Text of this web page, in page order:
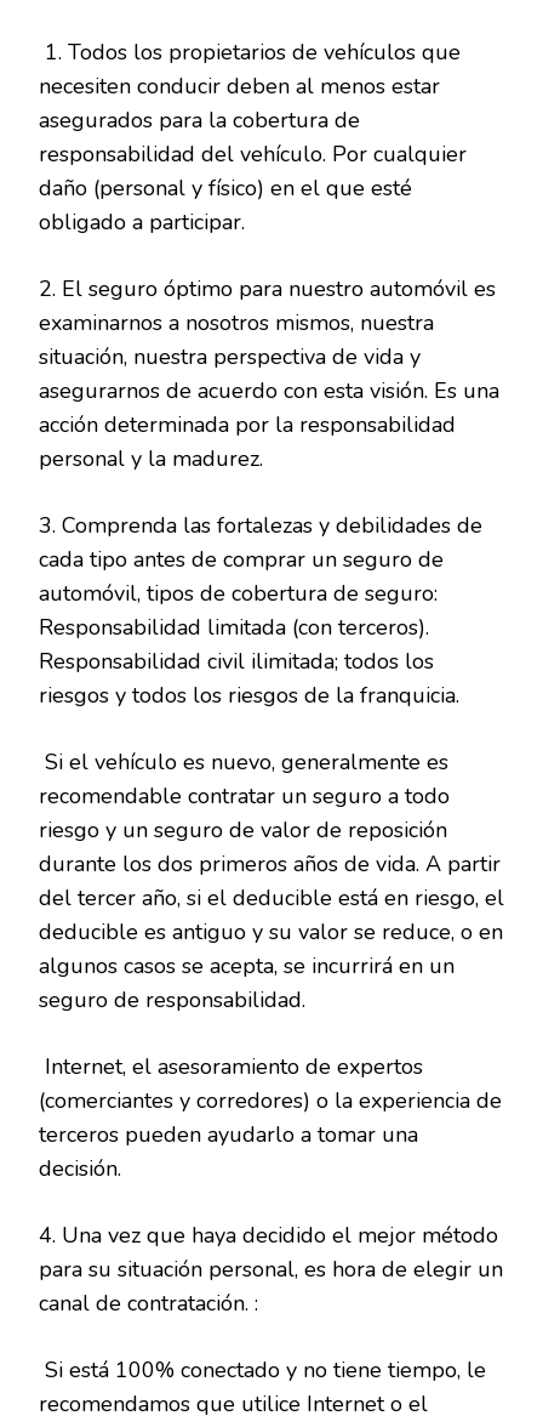
1. Todos los propietarios de vehículos que
necesiten conducir deben al menos estar
asegurados para la cobertura de
responsabilidad del vehículo. Por cualquier
daño (personal y físico) en el que esté
obligado a participar.
2. El seguro óptimo para nuestro automóvil es
examinarnos a nosotros mismos, nuestra
situación, nuestra perspectiva de vida y
asegurarnos de acuerdo con esta visión. Es una
acción determinada por la responsabilidad
personal y la madurez.
3. Comprenda las fortalezas y debilidades de
cada tipo antes de comprar un seguro de
automóvil, tipos de cobertura de seguro:
Responsabilidad limitada (con terceros).
Responsabilidad civil ilimitada; todos los
riesgos y todos los riesgos de la franquicia.
Si el vehículo es nuevo, generalmente es
recomendable contratar un seguro a todo
riesgo y un seguro de valor de reposición
durante los dos primeros años de vida. A partir
del tercer año, si el deducible está en riesgo, el
deducible es antiguo y su valor se reduce, o en
algunos casos se acepta, se incurrirá en un
seguro de responsabilidad.
Internet, el asesoramiento de expertos
(comerciantes y corredores) o la experiencia de
terceros pueden ayudarlo a tomar una
decisión.
4. Una vez que haya decidido el mejor método
para su situación personal, es hora de elegir un
canal de contratación. :
Si está 100% conectado y no tiene tiempo, le
recomendamos que utilice Internet o el